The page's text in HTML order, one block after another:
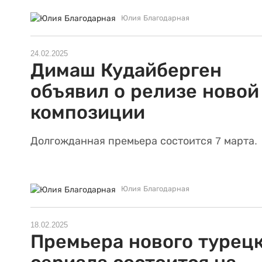
Юлия Благодарная
24.02.2025
Димаш Кудайберген
объявил о релизе новой
композиции
Долгожданная премьера состоится 7 марта.
Юлия Благодарная
18.02.2025
Премьера нового